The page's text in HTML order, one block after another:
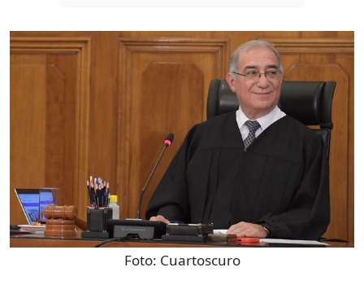
Foto: Cuartoscuro